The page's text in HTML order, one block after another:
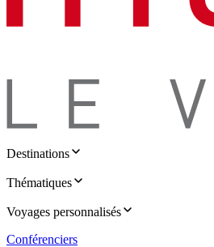
Destinations
Thématiques
Voyages personnalisés
Conférenciers